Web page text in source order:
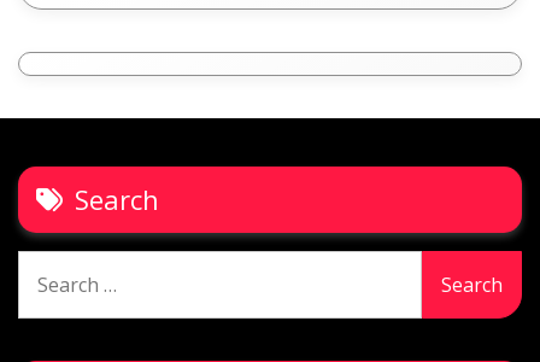
Search
for: